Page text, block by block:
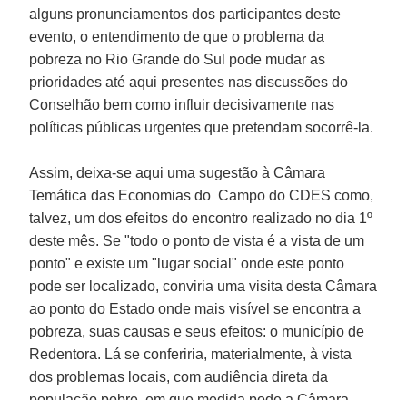
alguns pronunciamentos dos participantes deste
evento, o entendimento de que o problema da
pobreza no Rio Grande do Sul pode mudar as
prioridades até aqui presentes nas discussões do
Conselhão bem como influir decisivamente nas
políticas públicas urgentes que pretendam socorrê-la.
Assim, deixa-se aqui uma sugestão à Câmara
Temática das Economias do Campo do CDES como,
talvez, um dos efeitos do encontro realizado no dia 1º
deste mês. Se "todo o ponto de vista é a vista de um
ponto" e existe um "lugar social" onde este ponto
pode ser localizado, conviria uma visita desta Câmara
ao ponto do Estado onde mais visível se encontra a
pobreza, suas causas e seus efeitos: o município de
Redentora. Lá se conferiria, materialmente, à vista
dos problemas locais, com audiência direta da